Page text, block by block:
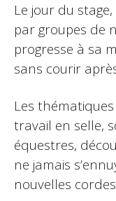
Le jour du
par groupes de
progresse à sa
sans courir
Les
travail en selle,
équestres,
ne jamais
nouvelles